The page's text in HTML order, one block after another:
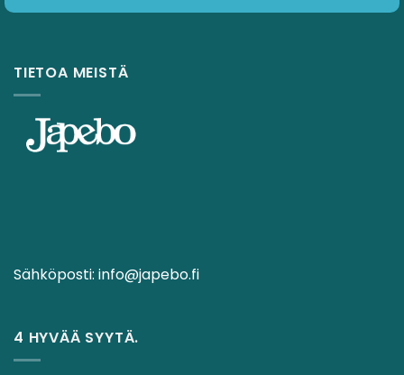
TIETOA MEISTÄ
Sähköposti: info@japebo.fi
4 HYVÄÄ SYYTÄ.